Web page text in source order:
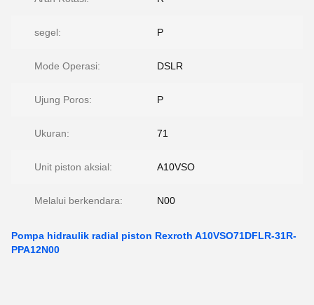
segel: P
Mode Operasi: DSLR
Ujung Poros: P
Ukuran: 71
Unit piston aksial: A10VSO
Melalui berkendara: N00
Pompa hidraulik radial piston Rexroth A10VSO71DFLR-31R-
PPA12N00